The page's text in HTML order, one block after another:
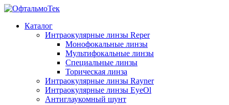
Каталог
Интраокулярные линзы Reper
Монофокальные линзы
Мультифокальные линзы
Специальные линзы
Торическая линза
Интраокулярные линзы Rayner
Интраокулярные линзы EyeOl
Антиглаукомный шунт